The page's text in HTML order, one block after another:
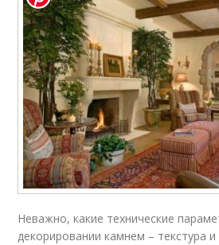
Неважно, какие технические
декорировании камнем – текстура